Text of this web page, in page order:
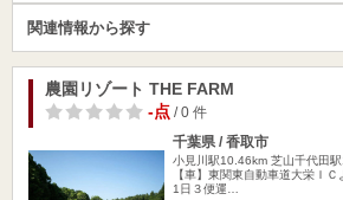
関連情報から探す
農園リゾート THE FARM
-点/ 0 件
千葉県 / 香取市
小見川駅10.46km 芝山千代田
【車】東関東自動車道大栄ＩＣ
1日３便運…